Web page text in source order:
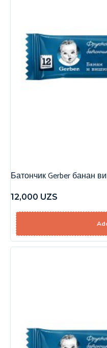
Батончик Gerber банан
12,000 UZS